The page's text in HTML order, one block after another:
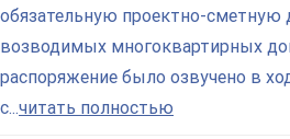
обязательную проектно-
возводимых многоквартирных
распоряжение было озвучено в
с...читать полностью